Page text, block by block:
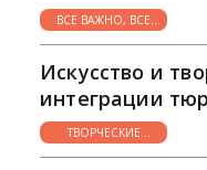
ВСЕ ВАЖНО, ВСЕ
НУЖНО
Искусство и
интеграции
ТВОРЧЕСКИЕ
ГОРИЗОНТЫ